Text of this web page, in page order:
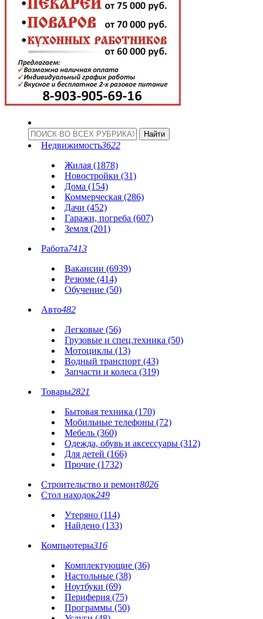
Недвижимость3622
Жилая (1878)
Новостройки (31)
Дома (154)
Коммерческая (286)
Дачи (452)
Гаражи, погреба (607)
Земля (201)
Работа7413
Вакансии (6939)
Резюме (414)
Обучение (50)
Авто482
Легковые (56)
Грузовые и спец.техника (50)
Мотоциклы (13)
Водный транспорт (43)
Запчасти и колеса (319)
Товары2821
Бытовая техника (170)
Мобильные телефоны (72)
Мебель (360)
Одежда, обувь и аксессуары (312)
Для детей (166)
Прочие (1732)
Строительство и ремонт8026
Стол находок249
Утеряно (114)
Найдено (133)
Компьютеры316
Комплектующие (36)
Настольные (38)
Ноутбуки (69)
Периферия (75)
Программы (50)